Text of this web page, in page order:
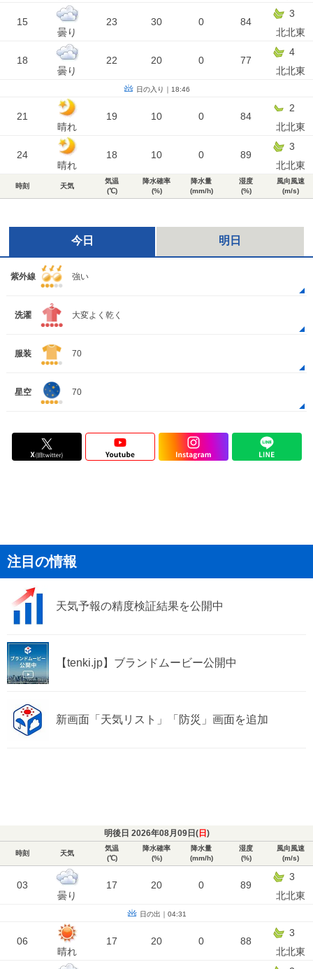
15
曇り
23 30 0 84
3
北北東
18
曇り
22 20 0 77
4
北北東
日の入り｜18:46
21
晴れ
19 10 0 84
2
北北東
24
晴れ
18 10 0 89
3
北北東
時刻 天気
気温
(℃)
降水確率
(%)
降水量
(mm/h)
湿度
(%)
風向風速
(m/s)
今日 明日
紫外線 強い
洗濯 大変よく乾く
服装 70
星空 70
注目の情報
天気予報の精度検証結果を公開中
【tenki.jp】ブランドムービー公開中
新画面「天気リスト」「防災」画面を追加
明後日 2026年08月09日(日 )
時刻 天気
気温
(℃)
降水確率
(%)
降水量
(mm/h)
湿度
(%)
風向風速
(m/s)
03
曇り
17 20 0 89
3
北北東
日の出｜04:31
06
晴れ
17 20 0 88
3
北北東